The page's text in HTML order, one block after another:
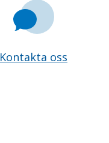
Kontakta oss